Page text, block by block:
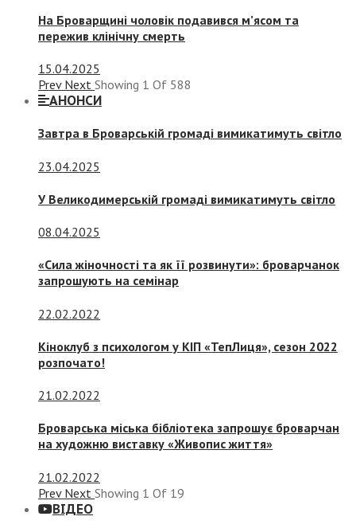
На Броварщині чоловік подавився м’ясом та
пережив клінічну смерть
15.04.2025
Prev Next Showing 1 Of 588
АНОНСИ
Завтра в Броварській громаді вимикатимуть світло
23.04.2025
У Великодимерській громаді вимикатимуть світло
08.04.2025
«Сила жіночності та як її розвинути»: броварчанок
запрошують на семінар
22.02.2022
Кіноклуб з психологом у КІП «ТепЛиця», сезон 2022
розпочато!
21.02.2022
Броварська міська бібліотека запрошує броварчан
на художню виставку «Живопис життя»
21.02.2022
Prev Next Showing 1 Of 19
ВІДЕО